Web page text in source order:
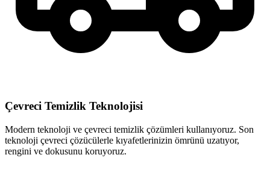
Çevreci Temizlik Teknolojisi
Modern teknoloji ve çevreci temizlik çözümleri kullanıyoruz. Son
teknoloji çevreci çözücülerle kıyafetlerinizin ömrünü uzatıyor,
rengini ve dokusunu koruyoruz.